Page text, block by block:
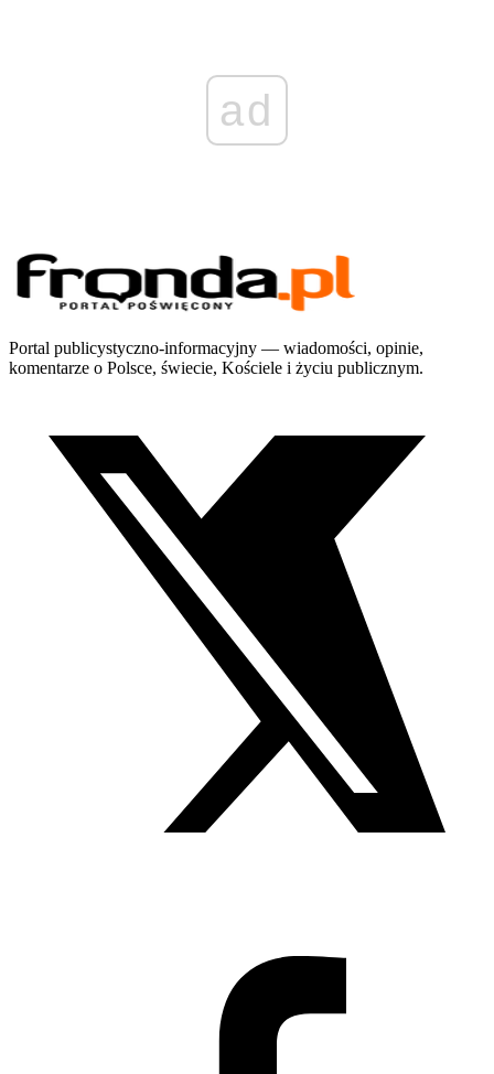
ad
Portal publicystyczno-informacyjny — wiadomości, opinie,
komentarze o Polsce, świecie, Kościele i życiu publicznym.